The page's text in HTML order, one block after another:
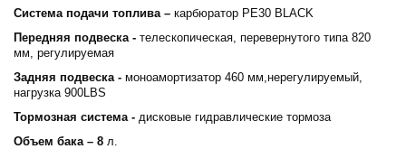
Система подачи топлива – карбюратор PE30 BLACK
Передняя подвеска - телескопическая, перевернутого типа 820
мм, регулируемая
Задняя подвеска - моноамортизатор 460 мм,нерегулируемый,
нагрузка 900LBS
Тормозная система - дисковые гидравлические тормоза
Объем бака – 8 л.